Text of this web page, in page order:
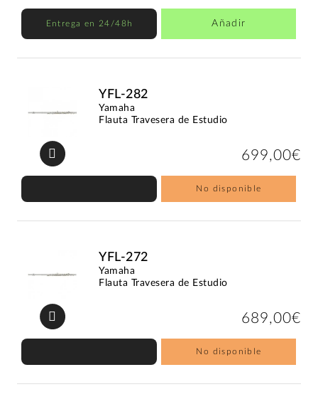
Entrega en 24/48h Añadir
YFL-282
Yamaha
Flauta Travesera de Estudio
699,00€
No disponible
YFL-272
Yamaha
Flauta Travesera de Estudio
689,00€
No disponible